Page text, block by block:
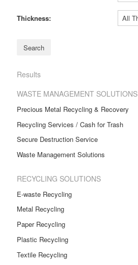
Thickness:
Results
WASTE MANAGEMENT SOLUTIONS
Precious Metal Recycling & Recovery
Recycling Services / Cash for Trash
Secure Destruction Service
Waste Management Solutions
RECYCLING SOLUTIONS
E-waste Recycling
Metal Recycling
Paper Recycling
Plastic Recycling
Textile Recycling